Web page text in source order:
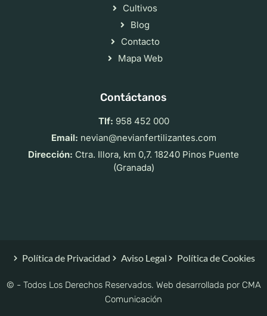
Cultivos
Blog
Contacto
Mapa Web
Contáctanos
Tlf: 958 452 000
Email: nevian@nevianfertilizantes.com
Dirección: Ctra. Illora, km 0,7. 18240 Pinos Puente
(Granada)
Política de Privacidad Aviso Legal Política de Cookies
© - Todos Los Derechos Reservados. Web desarrollada por CMA
Comunicación